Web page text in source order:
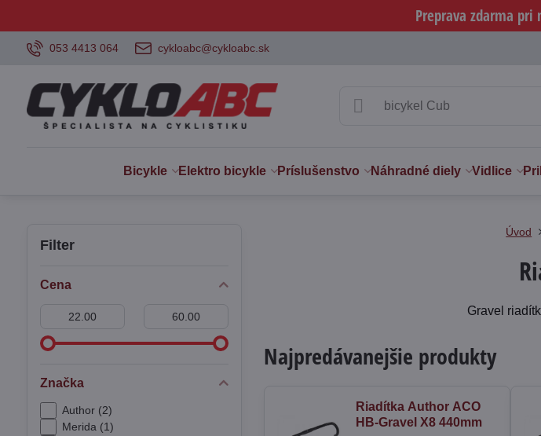
Preprava zdarma pri
053 4413 064 cykloabc@cykloabc.sk
Bicykle Elektro bicykle Príslušenstvo Náhradné diely Vidlice
Úvod
Gravel
Najpredávanejšie produkty
Riadítka Author ACO
HB-Gravel X8 440mm
Filter
Cena
Značka
Author (2)
Merida (1)